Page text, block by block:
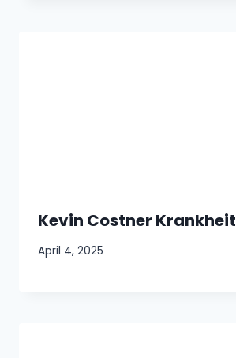
Kevin Costner Krankheit
April 4, 2025